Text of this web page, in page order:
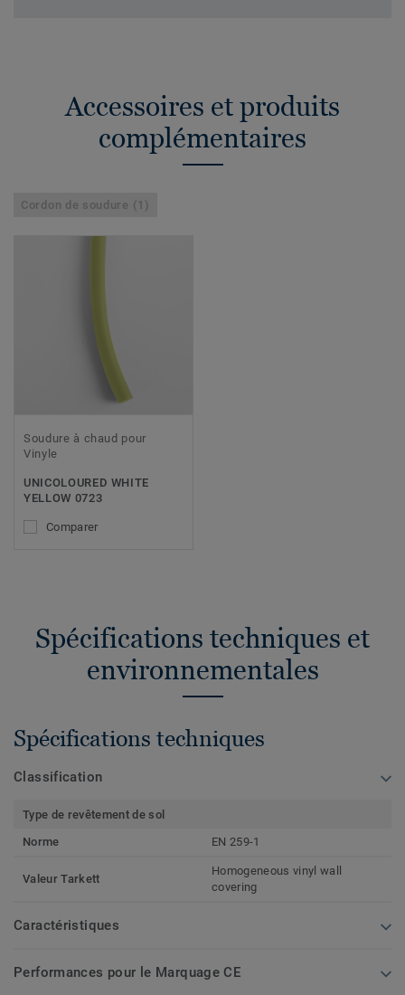
Accessoires et produits
complémentaires
Cordon de soudure (1)
Soudure à chaud pour
Vinyle
UNICOLOURED WHITE
YELLOW 0723
Comparer
Spécifications techniques et
environnementales
Spécifications techniques
Classification
Type de revêtement de sol
Norme
EN 259-1
Valeur Tarkett
Homogeneous vinyl wall
covering
Caractéristiques
Performances pour le Marquage CE